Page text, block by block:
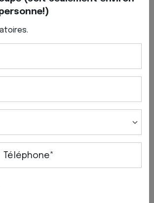
Classe V / VITO
van avec chauffeur
: 6 grands sacs et 4 petits sacs
demande.
Téléphone*